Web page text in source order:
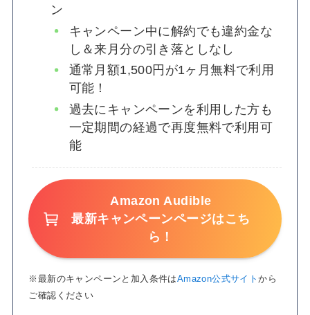
ン
キャンペーン中に解約でも違約金な
し＆来月分の引き落としなし
通常月額1,500円が1ヶ月無料で利用
可能！
過去にキャンペーンを利用した方も
一定期間の経過で再度無料で利用可
能
Amazon Audible
最新キャンペーンページはこち
ら！
※最新のキャンペーンと加入条件はAmazon公式サイトから
ご確認ください